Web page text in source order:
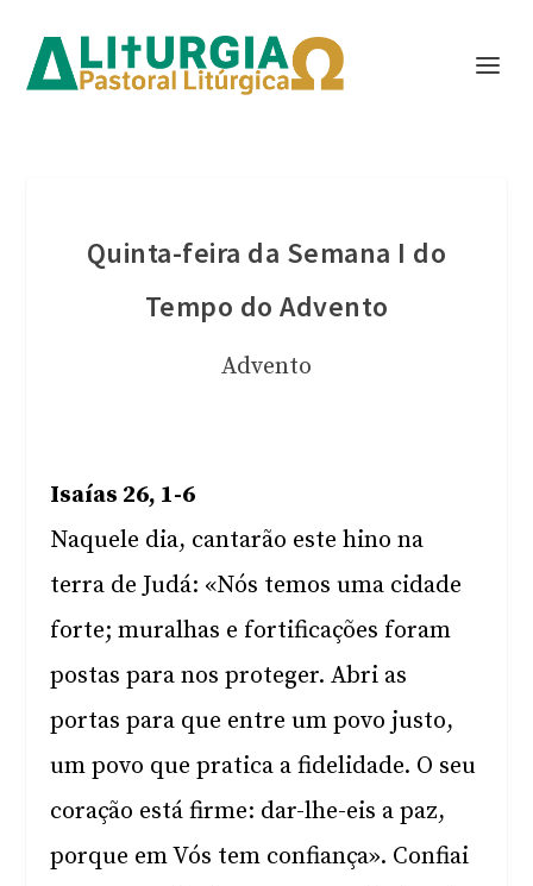
Quinta-feira da Semana I do
Tempo do Advento
Advento
Isaías 26, 1-6
Naquele dia, cantarão este hino na
terra de Judá: «Nós temos uma cidade
forte; muralhas e fortificações foram
postas para nos proteger. Abri as
portas para que entre um povo justo,
um povo que pratica a fidelidade. O seu
coração está firme: dar-lhe-eis a paz,
porque em Vós tem confiança». Confiai